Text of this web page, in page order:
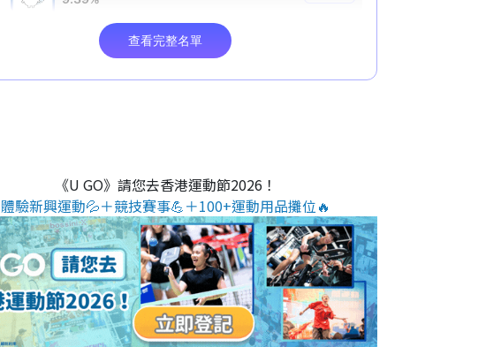
《U GO》請您去香港運動節2026！
體驗新興運動💦＋競技賽事💪＋100+運動用品攤位🔥